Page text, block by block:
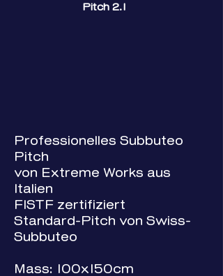
Pitch 2.1
Professionelles Subbuteo
Pitch
von Extreme Works aus
Italien
FISTF zertifiziert
Standard-Pitch von Swiss-
Subbuteo
Mass: 100x150cm